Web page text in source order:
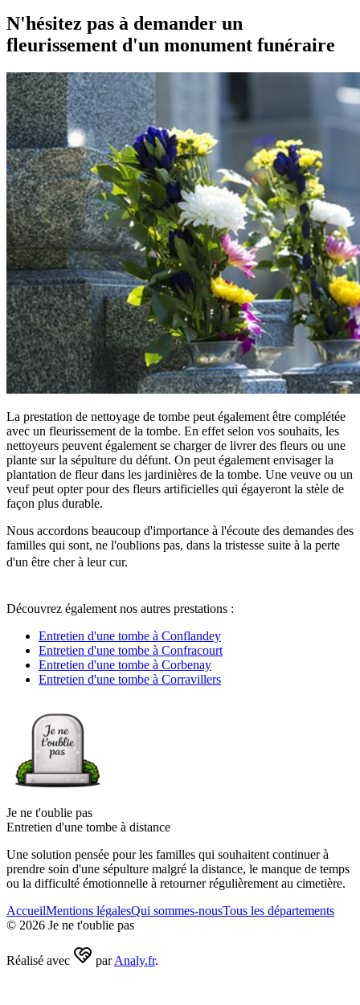
N'hésitez pas à demander un
fleurissement d'un monument funéraire
La prestation de nettoyage de tombe peut également être complétée
avec un fleurissement de la tombe. En effet selon vos souhaits, les
nettoyeurs peuvent également se charger de livrer des fleurs ou une
plante sur la sépulture du défunt. On peut également envisager la
plantation de fleur dans les jardinières de la tombe. Une veuve ou un
veuf peut opter pour des fleurs artificielles qui égayeront la stèle de
façon plus durable.
Nous accordons beaucoup d'importance à l'écoute des demandes des
familles qui sont, ne l'oublions pas, dans la tristesse suite à la perte
d'un être cher à leur cur.
Découvrez également nos autres prestations :
Entretien d'une tombe à Conflandey
Entretien d'une tombe à Confracourt
Entretien d'une tombe à Corbenay
Entretien d'une tombe à Corravillers
Je ne t'oublie pas
Entretien d'une tombe à distance
Une solution pensée pour les familles qui souhaitent continuer à
prendre soin d'une sépulture malgré la distance, le manque de temps
ou la difficulté émotionnelle à retourner régulièrement au cimetière.
AccueilMentions légalesQui sommes-nousTous les départements
© 2026 Je ne t'oublie pas
Réalisé avec par Analy.fr.